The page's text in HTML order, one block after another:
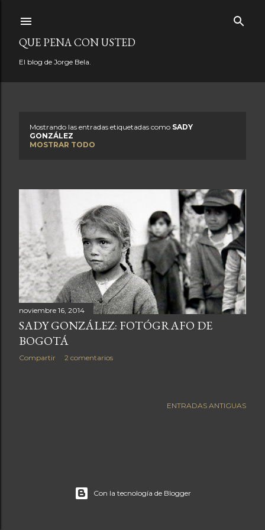
QUE PENA CON USTED
El blog de Jorge Bela.
t
a
d
a
s
Mostrando las entradas etiquetadas como SADY
GONZÁLEZ
MOSTRAR TODO
noviembre 16, 2014
SADY GONZÁLEZ: FOTÓGRAFO DE
BOGOTÁ
Compartir 2 comentarios
ENTRADAS ANTIGUAS
Con la tecnología de Blogger